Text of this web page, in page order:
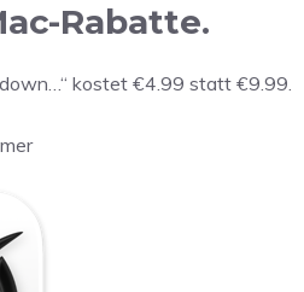
Rabatte.
kostet €4.99 statt €9.99.